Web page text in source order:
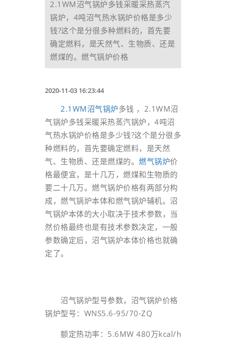
2.1WM沼气锅炉多钱采暖采热蒸汽
锅炉，4吨沼气热水锅炉价格是多少
钱?这个是分很多种燃料的，首先要
确定燃料，是天然气、生物质、还是
燃煤的。燃气锅炉价格
2020-11-03 16:23:44
2.1WM沼气锅炉多钱 ，2.1WM沼
气锅炉多钱采暖采热蒸汽锅炉，4吨沼
气热水锅炉价格是多少钱?这个是分很多
种燃料的，首先要确定燃料，是天然
气、生物质、还是燃煤的。 燃气锅炉价
格最便宜，是十几万，燃煤和生物质的
要二十几万。燃气锅炉价格有两部分构
成，燃气锅炉本体和燃气锅炉辅机。沼
气锅炉本体的大小取决于技术参数，当
然价格最终也是有技术参数决定，一般
参数确定后，沼气锅炉本体价格也就确
定了。
沼气锅炉型号参数，沼气锅炉价格
锅炉型号：WNS5.6-95/70-ZQ
额定热功率：5.6MW 480万kcal/h